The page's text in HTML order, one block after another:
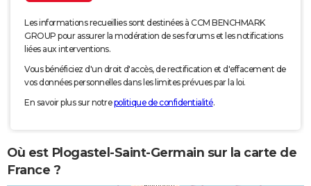
Les informations recueillies sont destinées à CCM BENCHMARK
GROUP pour assurer la modération de ses forums et les notifications
liées aux interventions.
Vous bénéficiez d'un droit d'accès, de rectification et d'effacement de
vos données personnelles dans les limites prévues par la loi.
En savoir plus sur notrepolitique de confidentialité.
Où est Plogastel-Saint-Germain sur la carte de
France ?